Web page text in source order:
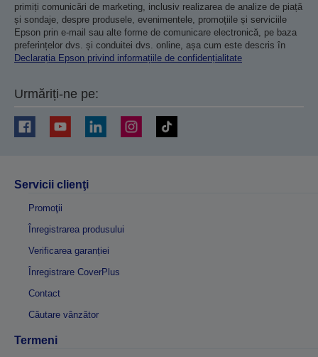
primiți comunicări de marketing, inclusiv realizarea de analize de piață
și sondaje, despre produsele, evenimentele, promoțiile și serviciile
Epson prin e-mail sau alte forme de comunicare electronică, pe baza
preferințelor dvs. și conduitei dvs. online, așa cum este descris în
Declarația Epson privind informațiile de confidențialitate
Urmăriți-ne pe:
Servicii clienţi
Promoţii
Înregistrarea produsului
Verificarea garanției
Înregistrare CoverPlus
Contact
Căutare vânzător
Termeni